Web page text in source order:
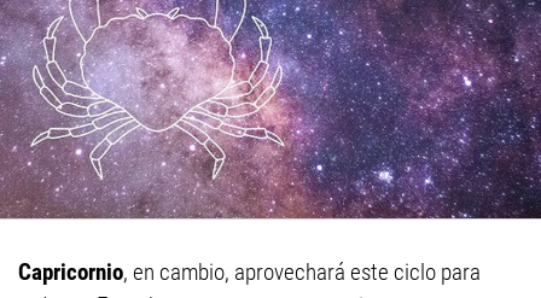
Capricornio, en cambio, aprovechará este ciclo para